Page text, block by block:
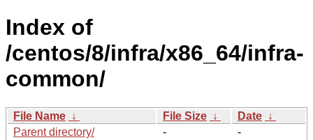
Index of
/centos/8/infra/x86_64/infra-
common/
File Name ↓ File Size ↓ Date ↓
Parent directory/
-
-